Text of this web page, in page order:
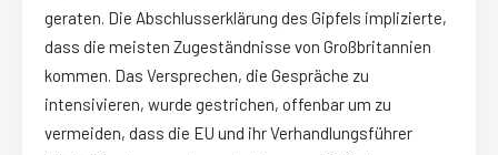
geraten. Die Abschlusserklärung des Gipfels implizierte,
dass die meisten Zugeständnisse von Großbritannien
kommen. Das Versprechen, die Gespräche zu
intensivieren, wurde gestrichen, offenbar um zu
vermeiden, dass die EU und ihr Verhandlungsführer